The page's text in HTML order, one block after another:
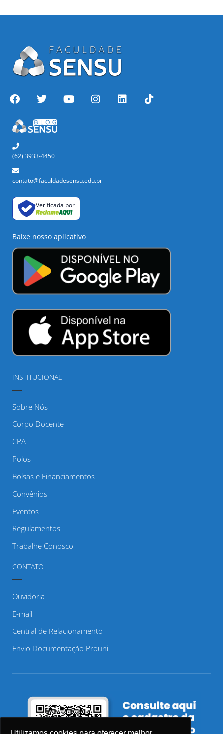
(62) 3933-4450
contato@faculdadesensu.edu.br
Verificada por
Baixe nosso aplicativo
INSTITUCIONAL
Sobre Nós
Corpo Docente
CPA
Polos
Bolsas e Financiamentos
Convênios
Eventos
Regulamentos
Trabalhe Conosco
CONTATO
Ouvidoria
E-mail
Central de Relacionamento
Envio Documentação Prouni